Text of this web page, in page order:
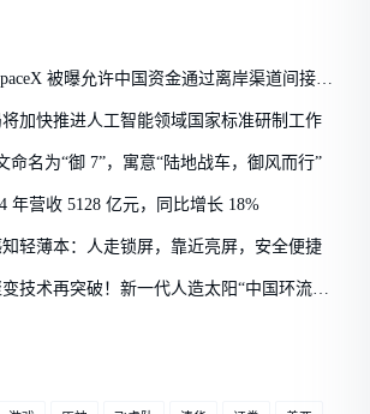
被曝允许中国资金通过离岸渠道间接入
加快推进人工智能领域国家标准研制工作
命名为“御 7”，寓意“陆地战车，御风而行”
年营收 5128 亿元，同比增长 18%
轻薄本：人走锁屏，靠近亮屏，安全便捷
技术再突破！新一代人造太阳“中国环流三